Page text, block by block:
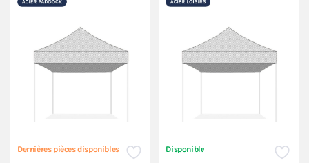
Dernières pièces disponibles Disponible